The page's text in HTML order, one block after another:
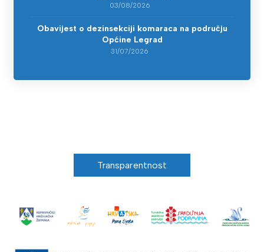
03/08/2026
Obavijest o dezinsekciji komaraca na području
Općine Legrad
31/07/2026
Transparentnost